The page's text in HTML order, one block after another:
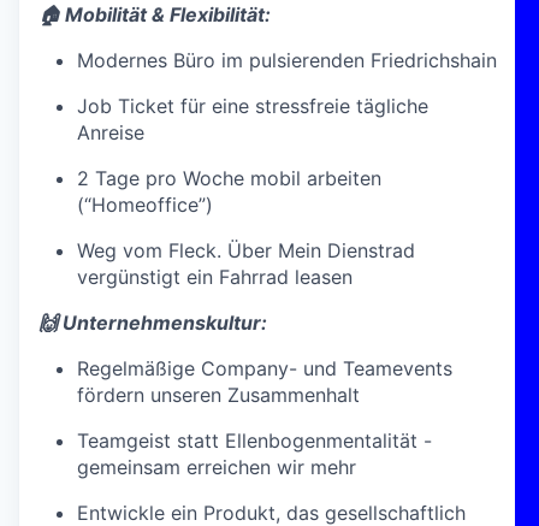
🏠 Mobilität & Flexibilität:
Modernes Büro im pulsierenden Friedrichshain
Job Ticket für eine stressfreie tägliche
Anreise
2 Tage pro Woche mobil arbeiten
(“Homeoffice”)
Weg vom Fleck. Über Mein Dienstrad
vergünstigt ein Fahrrad leasen
🙌 Unternehmenskultur:
Regelmäßige Company- und Teamevents
fördern unseren Zusammenhalt
Teamgeist statt Ellenbogenmentalität -
gemeinsam erreichen wir mehr
Entwickle ein Produkt, das gesellschaftlich